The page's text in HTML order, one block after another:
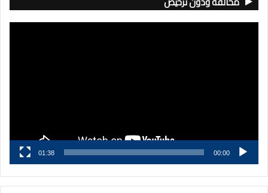
00:00
01:38